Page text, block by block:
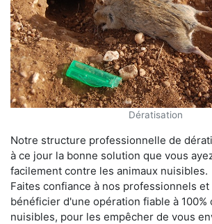
Dératisation
Notre structure professionnelle de
à ce jour la bonne solution que vous
facilement contre les animaux nuisibles.
Faites confiance à nos professionnels
bénéficier d'une opération fiable à 100%
nuisibles, pour les empêcher de vous